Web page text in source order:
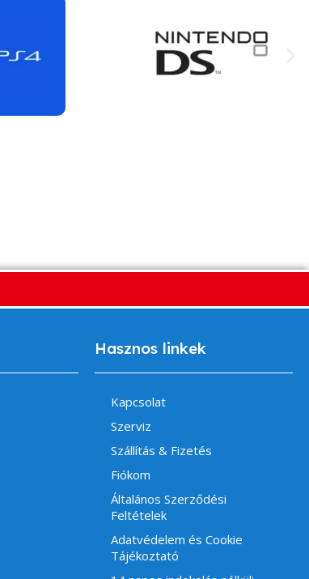
Hasznos linkek
Kapcsolat
Szerviz
Szállítás & Fizetés
Fiókom
Általános Szerződési
Feltételek
Adatvédelem és Cookie
Tájékoztató